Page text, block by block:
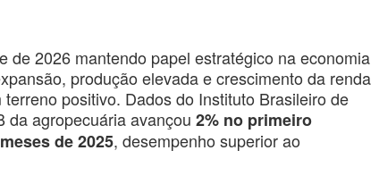
2026 mantendo papel estratégico na economia
produção elevada e crescimento da renda
positivo. Dados do Instituto Brasileiro de
da agropecuária avançou 2% no primeiro
de 2025, desempenho superior ao